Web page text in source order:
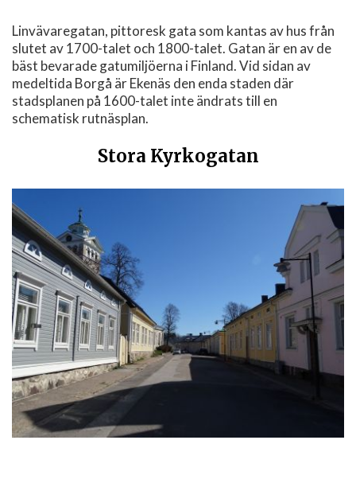
Linvävaregatan, pittoresk gata som kantas av hus från
slutet av 1700-talet och 1800-talet. Gatan är en av de
bäst bevarade gatumiljöerna i Finland. Vid sidan av
medeltida Borgå är Ekenäs den enda staden där
stadsplanen på 1600-talet inte ändrats till en
schematisk rutnäsplan.
Stora Kyrkogatan